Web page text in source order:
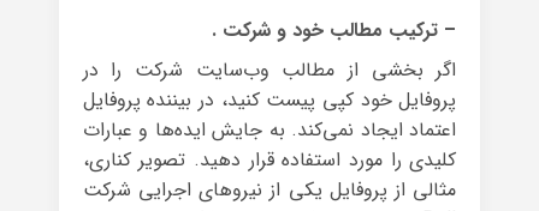
– ترکیب مطالب خود و شرکت .
اگر بخشی از مطالب وب‌سایت شرکت را در
پروفایل خود کپی پیست کنید، در بیننده پروفایل
اعتماد ایجاد نمی‌کند. به جایش ایده‌ها و عبارات
کلیدی را مورد استفاده قرار دهید. تصویر کناری،
مثالی از پروفایل یکی از نیروهای اجرایی شرکت